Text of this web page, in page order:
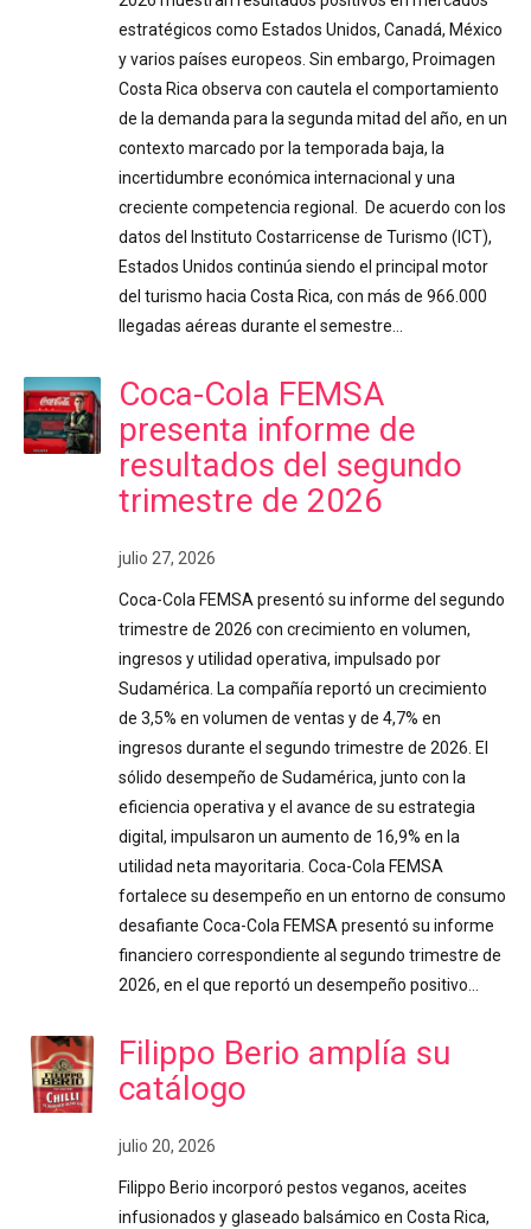
estratégicos como Estados Unidos, Canadá, México
y varios países europeos. Sin embargo, Proimagen
Costa Rica observa con cautela el comportamiento
de la demanda para la segunda mitad del año, en un
contexto marcado por la temporada baja, la
incertidumbre económica internacional y una
creciente competencia regional. De acuerdo con los
datos del Instituto Costarricense de Turismo (ICT),
Estados Unidos continúa siendo el principal motor
del turismo hacia Costa Rica, con más de 966.000
llegadas aéreas durante el semestre…
Coca-Cola FEMSA
presenta informe de
resultados del segundo
trimestre de 2026
julio 27, 2026
Coca-Cola FEMSA presentó su informe del segundo
trimestre de 2026 con crecimiento en volumen,
ingresos y utilidad operativa, impulsado por
Sudamérica. La compañía reportó un crecimiento
de 3,5% en volumen de ventas y de 4,7% en
ingresos durante el segundo trimestre de 2026. El
sólido desempeño de Sudamérica, junto con la
eficiencia operativa y el avance de su estrategia
digital, impulsaron un aumento de 16,9% en la
utilidad neta mayoritaria. Coca-Cola FEMSA
fortalece su desempeño en un entorno de consumo
desafiante Coca-Cola FEMSA presentó su informe
financiero correspondiente al segundo trimestre de
2026, en el que reportó un desempeño positivo…
Filippo Berio amplía su
catálogo
julio 20, 2026
Filippo Berio incorporó pestos veganos, aceites
infusionados y glaseado balsámico en Costa Rica,